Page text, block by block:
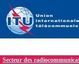
Secteur des